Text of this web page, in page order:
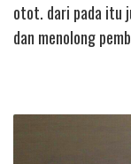
otot. dari pada itu
dan menolong